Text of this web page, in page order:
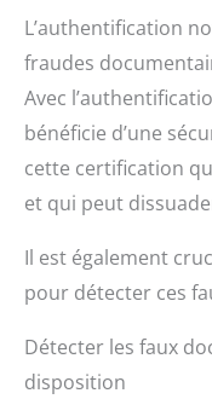
L’authentification
fraudes
Avec
bénéficie d’une
cette certification
et qui peut
Il est également
pour détecter ces
Détecter les faux
disposition